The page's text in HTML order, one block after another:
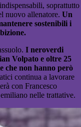
soprattutto
nuovo allenatore. Un
sostenibili i
I neroverdi
Volpato e oltre 25
che non hanno però
continua a lavorare
con Francesco
nelle trattative.